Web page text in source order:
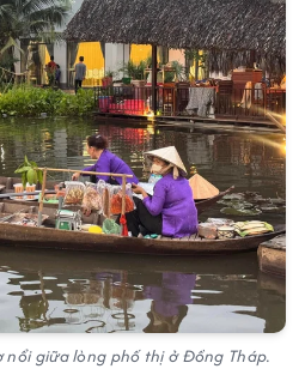
giữa lòng phố thị ở Đồng Tháp.